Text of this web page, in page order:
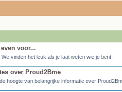
voor...
vinden het leuk als je laat weten wie je bent!
over Proud2Bme
hoogte van belangrijke informatie over